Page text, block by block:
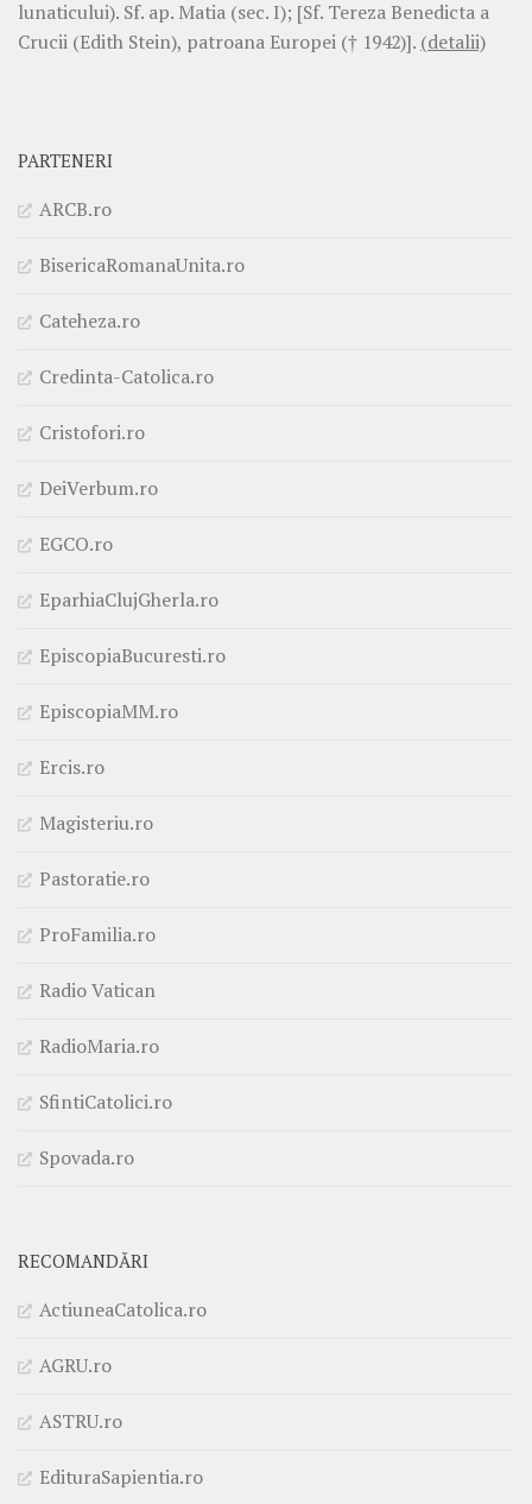
lunaticului). Sf. ap. Matia (sec. I); [Sf. Tereza Benedicta a
Crucii (Edith Stein), patroana Europei († 1942)]. (detalii)
PARTENERI
ARCB.ro
BisericaRomanaUnita.ro
Cateheza.ro
Credinta-Catolica.ro
Cristofori.ro
DeiVerbum.ro
EGCO.ro
EparhiaClujGherla.ro
EpiscopiaBucuresti.ro
EpiscopiaMM.ro
Ercis.ro
Magisteriu.ro
Pastoratie.ro
ProFamilia.ro
Radio Vatican
RadioMaria.ro
SfintiCatolici.ro
Spovada.ro
RECOMANDĂRI
ActiuneaCatolica.ro
AGRU.ro
ASTRU.ro
EdituraSapientia.ro